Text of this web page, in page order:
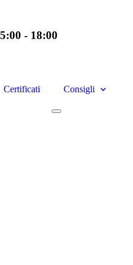
- 18:00
Certificati Consigli